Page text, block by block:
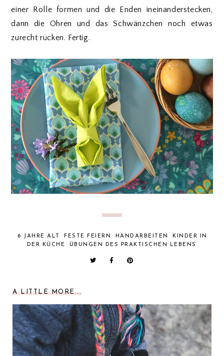
einer Rolle formen und die Enden ineinanderstecken,
dann die Ohren und das Schwänzchen noch etwas
zurecht rücken. Fertig.
6 JAHRE ALT FESTE FEIERN HANDARBEITEN
KINDER IN
DER KÜCHE
ÜBUNGEN DES PRAKTISCHEN LEBENS
A LITTLE MORE...